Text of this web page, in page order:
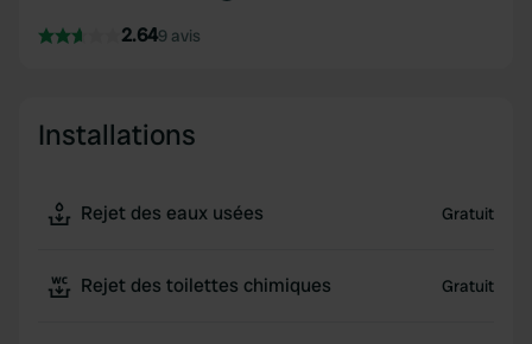
2.649 avis
Installations
Rejet des eaux usées Gratuit
Rejet des toilettes chimiques Gratuit